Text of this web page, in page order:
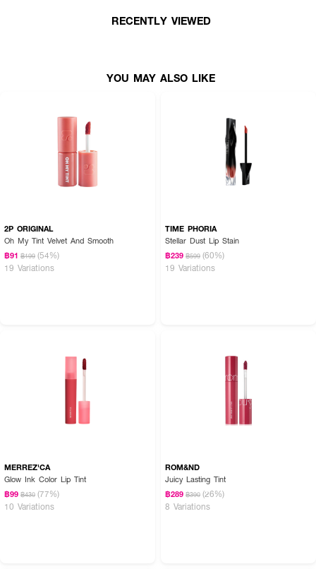
07 Namtarn Za (น้ำตาลซ่า)– น้ำตาลอิฐอมส้ม
11 Chompoo Kae (ชมพู เก๋)– ชมพูบาร์บี้
12 Muang MuanJai (ม่วงม่วนใจ๋)– ม่วงอมชมพู
ปราศจากพาราเบน, ปราศจากแอลกอฮอล์, ปราศจากมิเนอรัลออยล์
*ขึ้นอยู่กับไลฟ์สไตล์และสภาพผิวของแต่ละบุคคล
How To Use :
RECENTLY VIEWED
YOU MAY ALSO LIKE
2P ORIGINAL
Oh My Tint Velvet And Smooth
฿91 ฿199 (54%)
19 Variations
TIME PHORIA
Stellar Dust Lip Stain
฿239 ฿599 (60%)
19 Variations
MERREZ'CA
Glow Ink Color Lip Tint
฿99 ฿430 (77%)
10 Variations
ROM&ND
Juicy Lasting Tint
฿289 ฿390 (26%)
8 Variations